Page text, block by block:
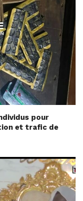
pour
et trafic de